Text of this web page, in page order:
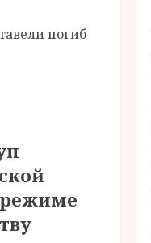
погиб
режиме